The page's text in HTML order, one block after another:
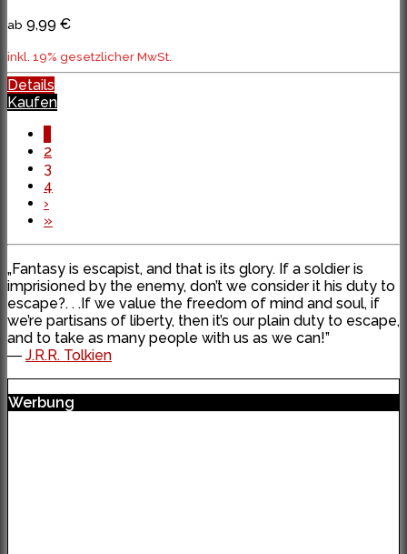
ab 9,99 €
inkl. 19% gesetzlicher MwSt.
Details
Kaufen
2
3
4
›
»
„Fantasy is escapist, and that is its glory. If a soldier is
imprisioned by the enemy, don’t we consider it his duty to
escape?. . .If we value the freedom of mind and soul, if
we’re partisans of liberty, then it’s our plain duty to escape,
and to take as many people with us as we can!”
― J.R.R. Tolkien
Werbung